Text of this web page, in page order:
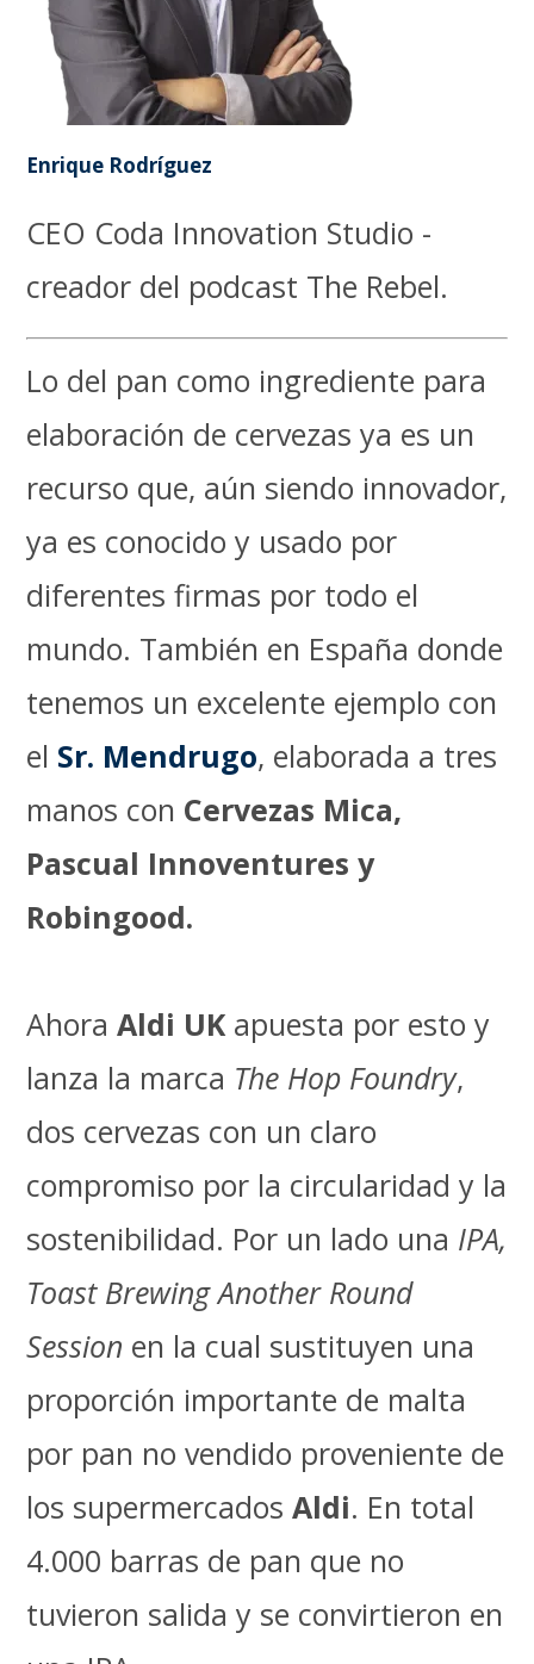
Enrique Rodríguez
CEO Coda Innovation Studio -
creador del podcast The Rebel.
Lo del pan como ingrediente para
elaboración de cervezas ya es un
recurso que, aún siendo innovador,
ya es conocido y usado por
diferentes firmas por todo el
mundo. También en España donde
tenemos un excelente ejemplo con
el Sr. Mendrugo, elaborada a tres
manos con Cervezas Mica,
Pascual Innoventures y
Robingood.
AhoraAldi UK apuesta por esto y
lanza la marca The Hop Foundry,
dos cervezas con un claro
compromiso por la circularidad y la
sostenibilidad. Por un lado una IPA,
Toast Brewing Another Round
Session en la cual sustituyen una
proporción importante de malta
por pan no vendido proveniente de
los supermercadosAldi. En total
4.000 barras de pan que no
tuvieron salida y se convirtieron en